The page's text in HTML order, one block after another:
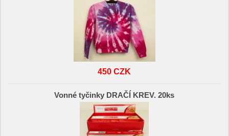
450 CZK
Vonné tyčinky DRAČÍ KREV. 20ks